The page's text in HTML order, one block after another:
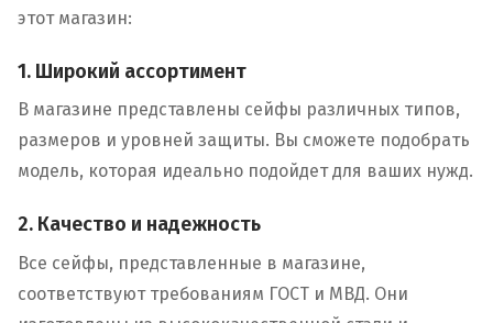
этот магазин:
1. Широкий ассортимент
В магазине представлены сейфы различных типов,
размеров и уровней защиты. Вы сможете подобрать
модель, которая идеально подойдет для ваших нужд.
2. Качество и надежность
Все сейфы, представленные в магазине,
соответствуют требованиям ГОСТ и МВД. Они